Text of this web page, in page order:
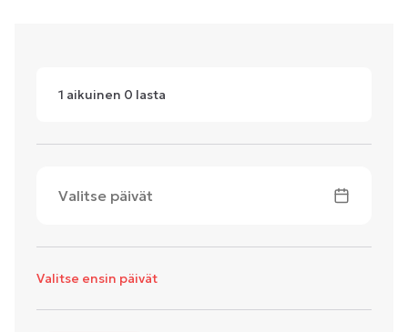
1 aikuinen 0 lasta
Valitse päivät
Valitse ensin päivät